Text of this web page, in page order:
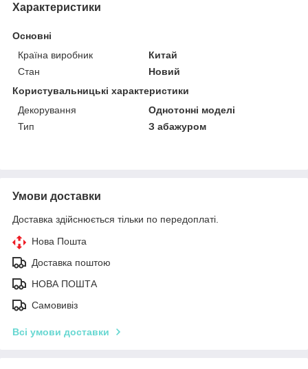
Характеристики
Основні
Країна виробник
Китай
Стан
Новий
Користувальницькі характеристики
Декорування
Однотонні моделі
Тип
З абажуром
Умови доставки
Доставка здійснюється тільки по передоплаті.
Нова Пошта
Доставка поштою
НОВА ПОШТА
Самовивіз
Всі умови доставки